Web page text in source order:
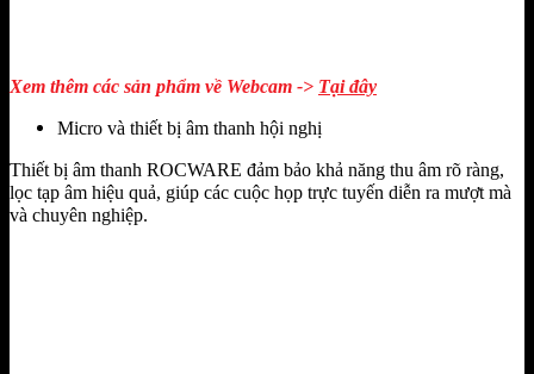
Xem thêm các sản phẩm về Webcam -> Tại đây
Micro và thiết bị âm thanh hội nghị
Thiết bị âm thanh ROCWARE đảm bảo khả năng thu âm rõ ràng,
lọc tạp âm hiệu quả, giúp các cuộc họp trực tuyến diễn ra mượt mà
và chuyên nghiệp.